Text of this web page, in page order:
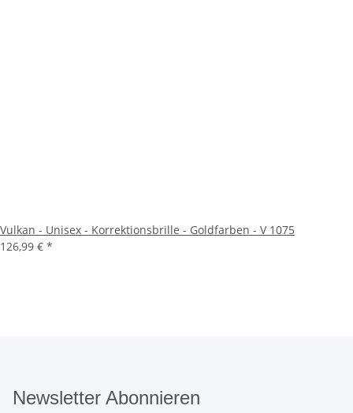
Vulkan - Unisex - Korrektionsbrille - Goldfarben - V 1075
126,99 € *
Newsletter Abonnieren